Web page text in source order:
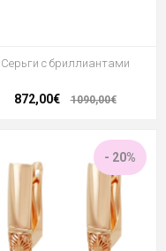
Серьги с бриллиантами
872,00€ 1090,00€
- 20%